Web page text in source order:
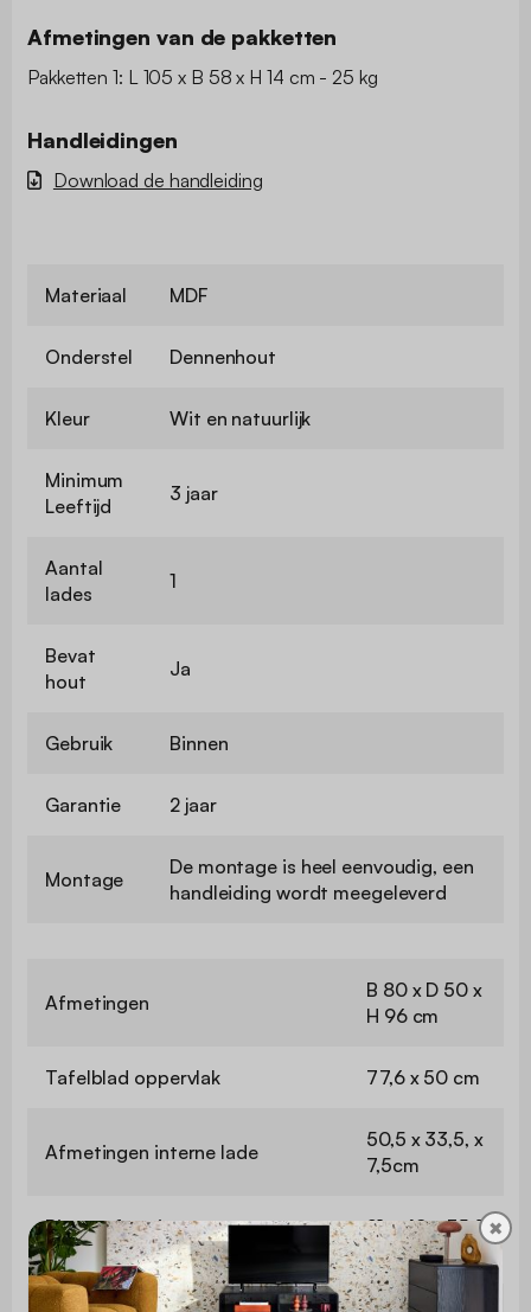
Afmetingen van de pakketten
Pakketten 1: L 105 x B 58 x H 14 cm - 25 kg
Handleidingen
Download de handleiding
Materiaal MDF
Onderstel Dennenhout
Kleur Wit en natuurlijk
Minimum
Leeftijd
3 jaar
Aantal
lades
1
Bevat
hout
Ja
Gebruik Binnen
Garantie 2 jaar
Montage
De montage is heel eenvoudig, een
handleiding wordt meegeleverd
Afmetingen
B 80 x D 50 x
H 96 cm
Tafelblad oppervlak 77,6 x 50 cm
Afmetingen interne lade
50,5 x 33,5, x
7,5cm
Binnenafmetingen van
opslagruimtes
21 x 48 x 35,5
cm
✖